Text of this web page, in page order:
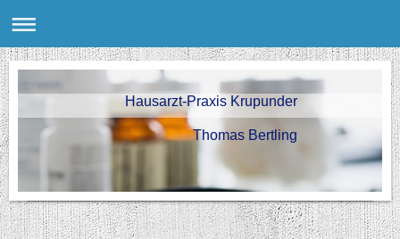
Hausarzt-Praxis Krupunder
Thomas Bertling